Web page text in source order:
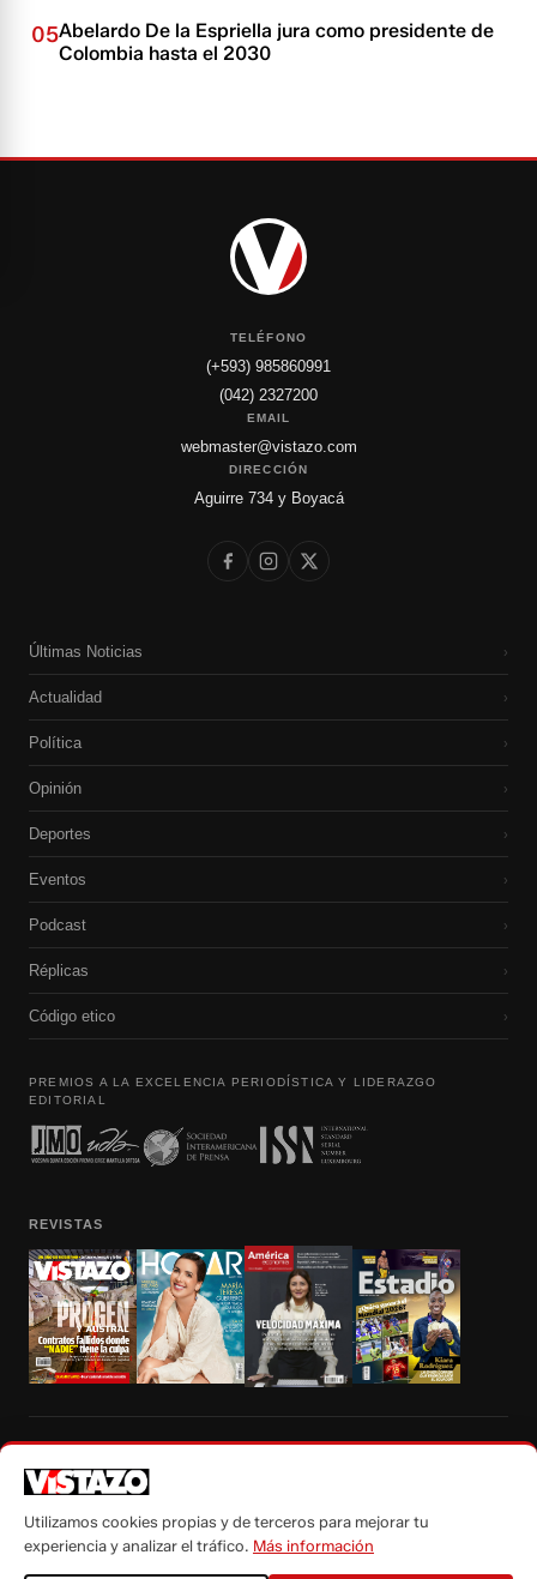
05Abelardo De la Espriella jura como presidente de
Colombia hasta el 2030
TELÉFONO
(+593) 985860991
(042) 2327200
EMAIL
webmaster@vistazo.com
DIRECCIÓN
Aguirre 734 y Boyacá
Últimas Noticias ›
Actualidad ›
Política ›
Opinión ›
Deportes ›
Eventos ›
Podcast ›
Réplicas ›
Código etico ›
PREMIOS A LA EXCELENCIA PERIODÍSTICA Y LIDERAZGO
EDITORIAL
REVISTAS
autorización escrita de su titular, de todos los contenidos de Vistazo.com.
Utilizamos cookies propias y de terceros para mejorar tu
experiencia y analizar el tráfico. Más información